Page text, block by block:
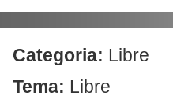
Categoria: Libre
Tema: Libre